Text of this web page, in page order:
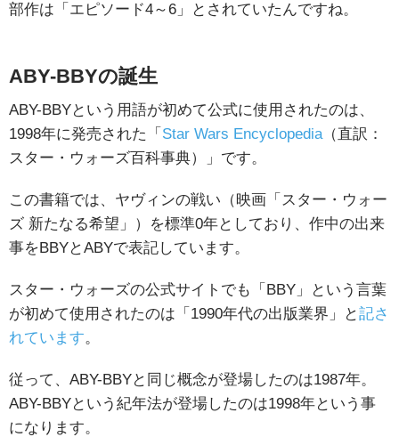
部作は「エピソード4～6」とされていたんですね。
ABY-BBYの誕生
ABY-BBYという用語が初めて公式に使用されたのは、
1998年に発売された「 Star Wars Encyclopedia（直訳：
スター・ウォーズ百科事典）」です。
この書籍では、ヤヴィンの戦い（映画「スター・ウォー
ズ 新たなる希望」）を標準0年としており、作中の出来
事をBBYとABYで表記しています。
スター・ウォーズの公式サイトでも「BBY」という言葉
が初めて使用されたのは「1990年代の出版業界」と記さ
れています。
従って、ABY-BBYと同じ概念が登場したのは1987年。
ABY-BBYという紀年法が登場したのは1998年という事
になります。